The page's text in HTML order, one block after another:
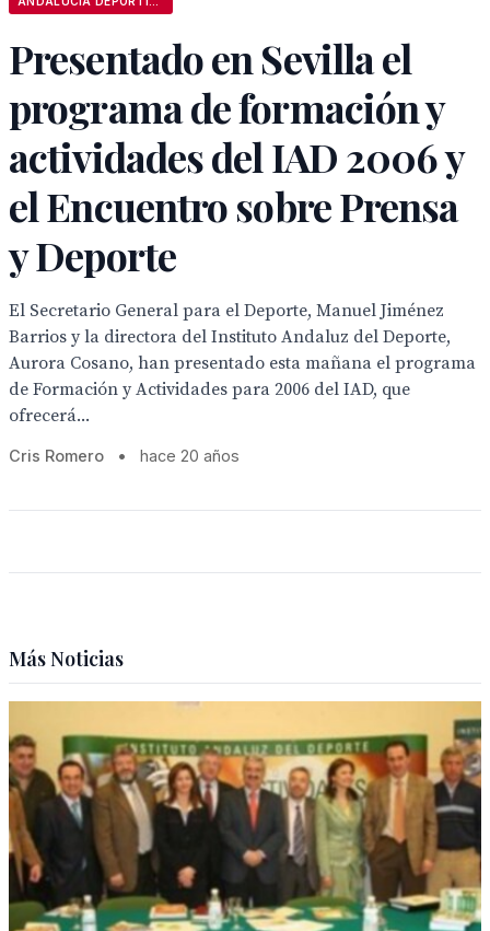
Presentado en Sevilla el
programa de formación y
actividades del IAD 2006 y
el Encuentro sobre Prensa
y Deporte
El Secretario General para el Deporte, Manuel Jiménez
Barrios y la directora del Instituto Andaluz del Deporte,
Aurora Cosano, han presentado esta mañana el programa
de Formación y Actividades para 2006 del IAD, que
ofrecerá...
Cris Romero • hace 20 años
Más Noticias